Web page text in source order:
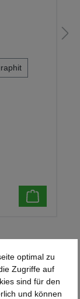
optimal zu
Zugriffe auf
sind für den
und können